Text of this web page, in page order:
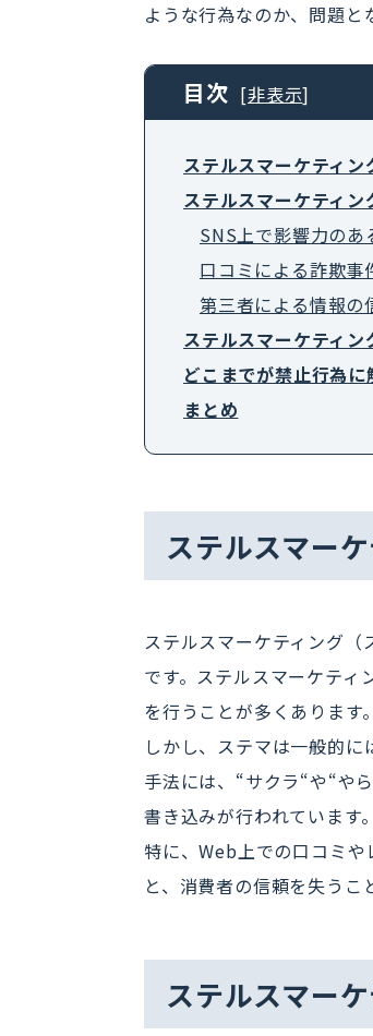
ような行為なのか、問題と
目次 [非表示]
ステルスマーケティ
ステルスマーケティ
SNS上で影響力の
口コミによる詐欺事
第三者による情報の
ステルスマーケティ
どこまでが禁止行為に
まとめ
ステルスマー
ステルスマーケティング（
です。ステルスマーケテ
を行うことが多くあります。
しかし、ステマは一般的
手法には、“サクラ“や“や
書き込みが行われています。
特に、Web上での口コミ
と、消費者の信頼を失うこ
ステルスマー